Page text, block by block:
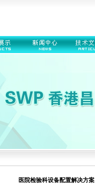
医院检验科设备配置解决方案